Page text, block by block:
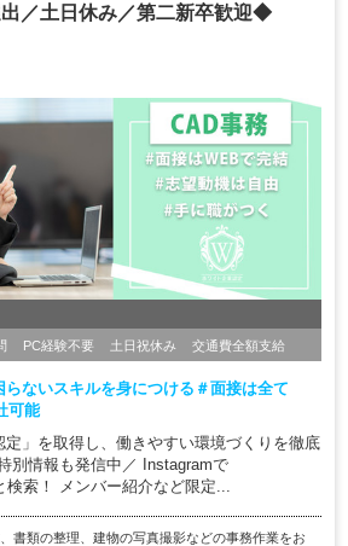
／土日休み／第二新卒歓迎◆
PC経験不要 土日祝休み 交通費全額支給
らないスキルを身につける＃面接は全て
可能
定」を取得し、働きやすい環境づくりを徹底
別情報も発信中／ Instagramで
検索！ メンバー紹介など限定...
書類の整理、建物の写真撮影などの事務作業をお